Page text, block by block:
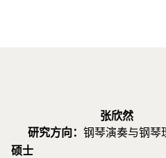
张欣然
研究方向： 钢琴演奏与钢琴
硕士